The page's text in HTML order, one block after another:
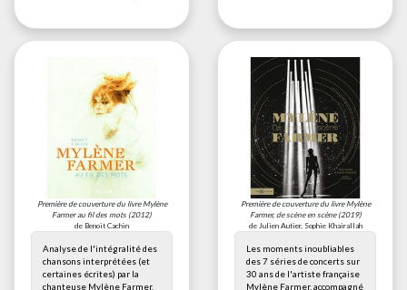
Première de couverture du livreMylène
Farmer au fil des mots (2012)
de Benoit Cachin
Analyse de l'intégralité des
chansons interprétées (et
certaines écrites) par la
chanteuse Mylène Farmer,
Première de couverture du livreMylène
Farmer, de scène en scène(2019)
de Julien Autier, Sophie Khairallah
Les moments inoubliables
des 7 séries de concerts sur
30 ans de l'artiste française
Mylène Farmer, accompagné